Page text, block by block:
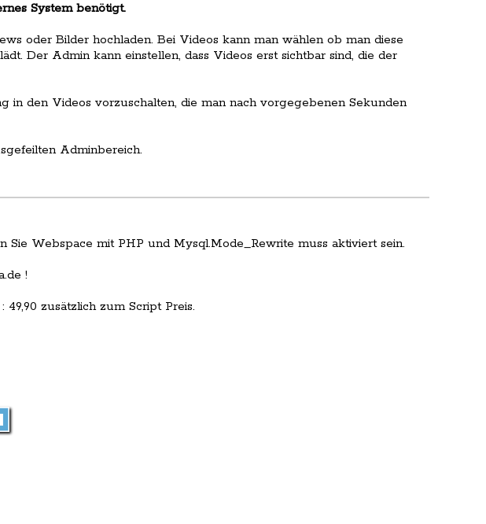
System benötigt.
oder Bilder hochladen. Bei Videos kann man wählen ob man diese
Der Admin kann einstellen, dass Videos erst sichtbar sind, die der
in den Videos vorzuschalten, die man nach vorgegebenen Sekunden
Adminbereich.
Sie Webspace mit PHP und Mysql.Mode_Rewrite muss aktiviert sein.
!
zusätzlich zum Script Preis.